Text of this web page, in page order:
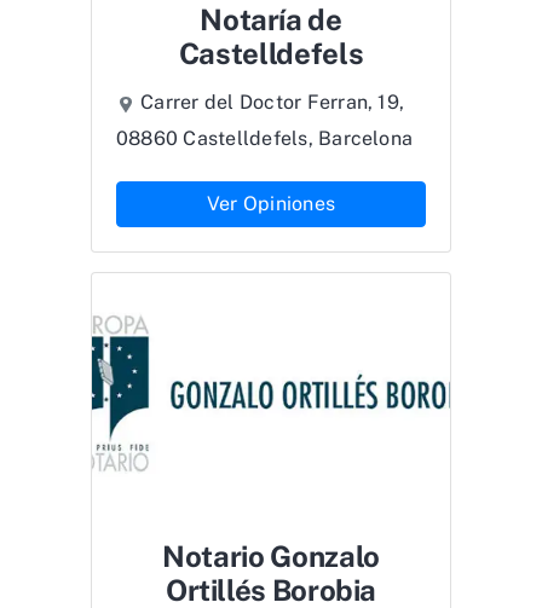
Notaría de
Castelldefels
Carrer del Doctor Ferran, 19,
08860 Castelldefels, Barcelona
Ver Opiniones
Notario Gonzalo
Ortillés Borobia